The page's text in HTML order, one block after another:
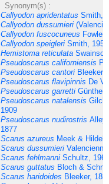
Synonym(s) :
Callyodon apridentatus Smith,
Callyodon dussumieri
Callyodon fuscocuneus Fowler,
Callyodon speigleri Smith, 1956
Hemistoma reticulata
Pseudoscarus californiensis
Pseudoscarus cantori Bleeker,
Pseudoscarus flavipinnis De
Pseudoscarus garretti Günther,
Pseudoscarus natalensis
1909
Pseudoscarus nudirostris
1877
Scarus azureus Meek &
Scarus dussumieri
Scarus fehlmanni Schultz, 1969
Scarus guttatus Bloch &
Scarus haridoides Bleeker,